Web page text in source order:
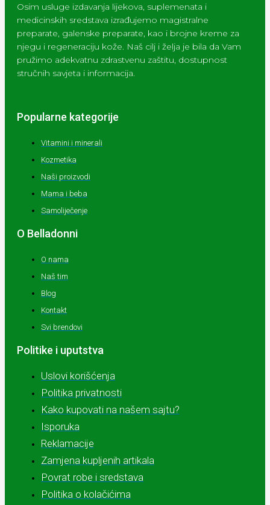
Osim usluge izdavanja lijekova, suplemenata i
medicinskih sredstava izrađujemo magistralne
preparate, galenske preparate, kao i brojne kreme za
njegu i regeneraciju kože. Naš cilj i želja je bila da Vam
pružimo adekvatnu zdrastvenu zaštitu, dostupnost
stručnih savjeta i informacija.
Popularne kategorije
Vitamini i minerali
Kozmetika
Naši proizvodi
Mama i beba
Samoliječenje
O Belladonni
O nama
Naš tim
Blog
Kontakt
Svi brendovi
Politike i uputstva
Uslovi korišćenja
Politika privatnosti
Kako kupovati na našem sajtu?
Isporuka
Reklamacije
Zamjena kupljenih artikala
Povrat robe i sredstava
Politika o kolačićima